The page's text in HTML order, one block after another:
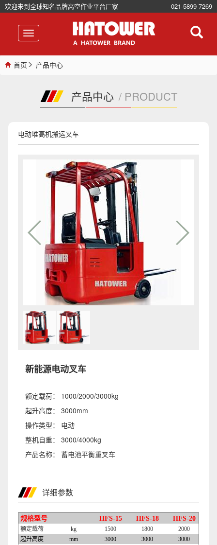
欢迎来到全球知名品牌高空作业平台厂家 021-5899 7269
首页 产品中心
产品中心 PRODUCT
电动堆高机搬运叉车
新能源电动叉车
额定载荷： 1000/2000/3000kg
起升高度： 3000mm
操作类型： 电动
整机自重： 3000/4000kg
产品名称： 蓄电池平衡重叉车
详细参数
规格型号 HFS-15 HFS-18 HFS-20
额定载荷 kg 1500 1800 2000
起升高度
mm 3000 3000 3000